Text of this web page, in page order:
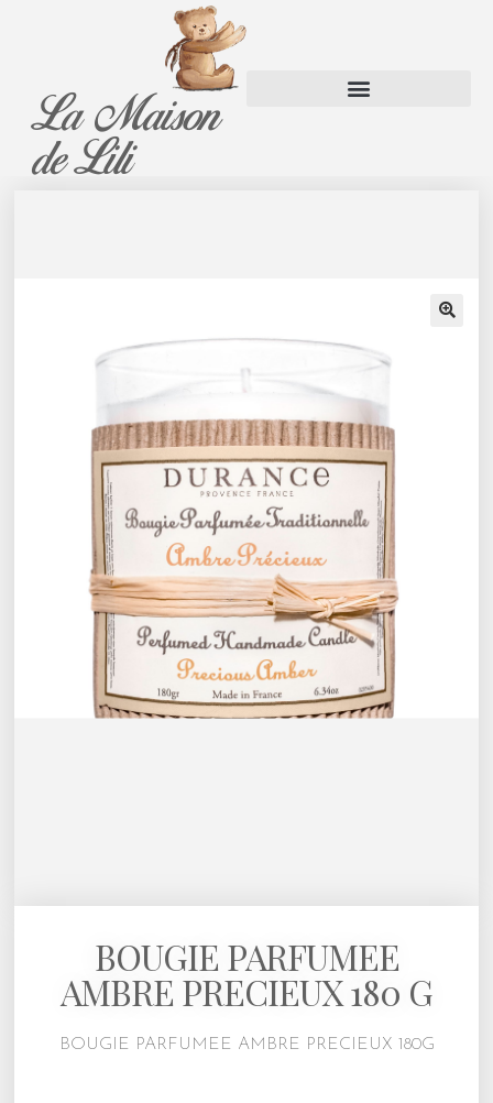
La Maison
de Lili
BOUGIE PARFUMEE
AMBRE PRECIEUX 180 G
BOUGIE PARFUMEE AMBRE PRECIEUX 180G